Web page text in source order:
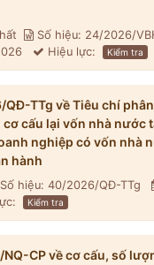
Số hiệu: 24/2026/
Hiệu lực: Kiểm tra
TTg về Tiêu chí
cấu lại vốn nhà nước
nghiệp có vốn nhà
hành
Số hiệu: 40/2026/QĐ-TTg
Kiểm tra
CP về cơ cấu, số